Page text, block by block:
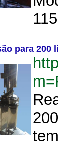
para 200